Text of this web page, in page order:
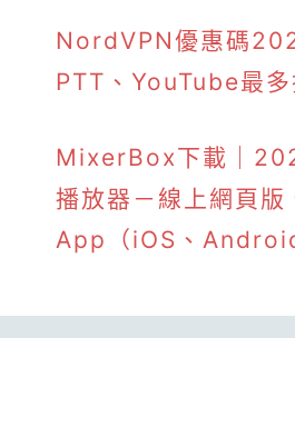
NordVPN優惠碼
PTT、YouTube最多
MixerBox下載｜
播放器－線上網頁版
App（iOS、